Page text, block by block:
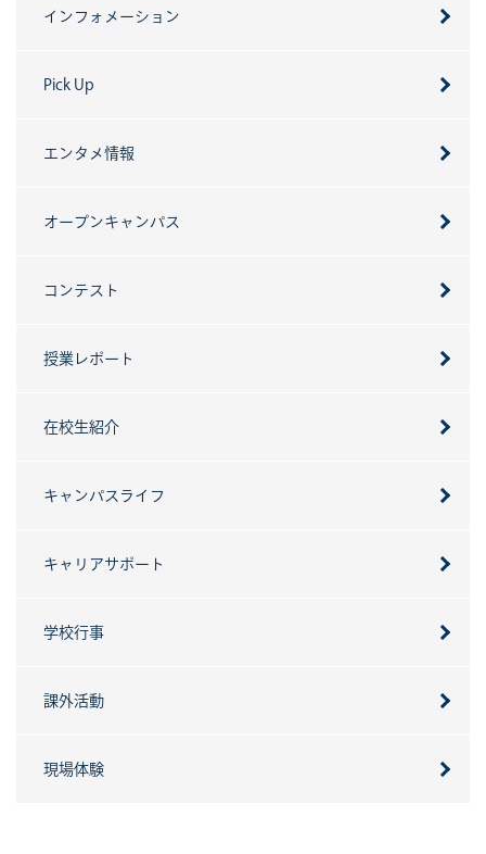
インフォメーション
Pick Up
エンタメ情報
オープンキャンパス
コンテスト
授業レポート
在校生紹介
キャンパスライフ
キャリアサポート
学校行事
課外活動
現場体験